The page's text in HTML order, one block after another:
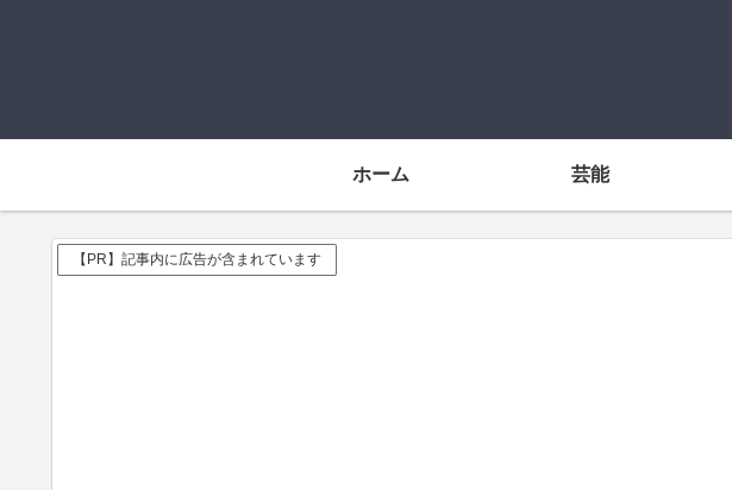
ホーム 芸能
【PR】記事内に広告が含まれています